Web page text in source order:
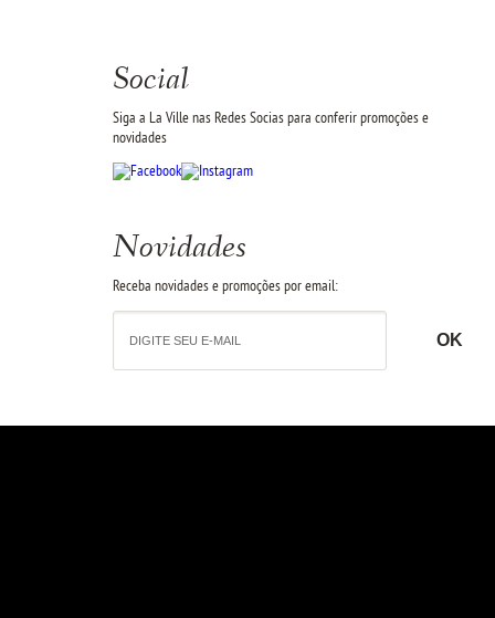
Social
Siga a La Ville nas Redes Socias para conferir promoções e
novidades
Novidades
Receba novidades e promoções por email: